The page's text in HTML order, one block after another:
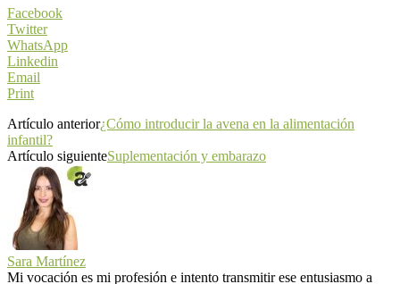
Facebook
Twitter
WhatsApp
Linkedin
Email
Print
Artículo anterior¿Cómo introducir la avena en la alimentación
infantil?
Artículo siguienteSuplementación y embarazo
Sara Martínez
Mi vocación es mi profesión e intento transmitir ese entusiasmo a